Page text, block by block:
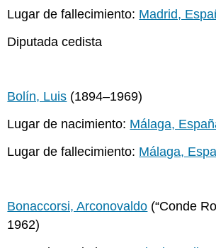
Lugar de fallecimiento: Madrid,
Diputada cedista
Bolín, Luis (1894–1969)
Lugar de nacimiento: Málaga,
Lugar de fallecimiento: Málaga,
Bonaccorsi, Arconovaldo (“Conde
1962)